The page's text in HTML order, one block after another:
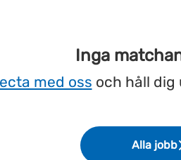
Inga
med oss och håll dig
Alla jobb